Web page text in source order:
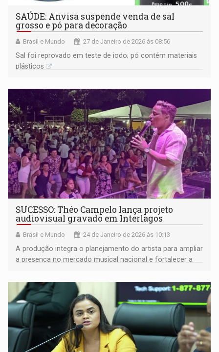
SAÚDE: Anvisa suspende venda de sal
grosso e pó para decoração
Brasil e Mundo 27 de Janeiro de 2026 às 08:56
Sal foi reprovado em teste de iodo; pó contém materiais
plásticos
SUCESSO: Théo Campelo lança projeto
audiovisual gravado em Interlagos
Brasil e Mundo 24 de Janeiro de 2026 às 10:13
A produção integra o planejamento do artista para ampliar
a presença no mercado musical nacional e fortalecer a